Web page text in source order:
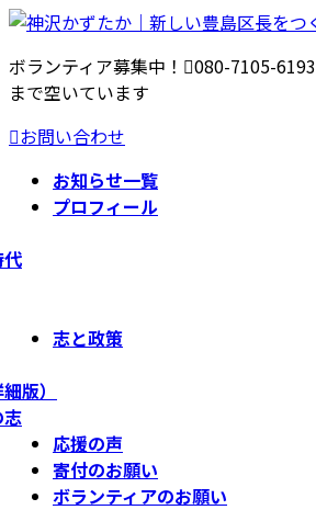
コ
テ
ン
ツ
へ
プ
ナ
ゲ
ー
シ
ョ
動
ボランティア募集中！ 080-7105-6193
まで空いています
お問い合わせ
お知らせ一覧
プロフィール
志と政策
版）
応援の声
寄付のお願い
ボランティアのお願い